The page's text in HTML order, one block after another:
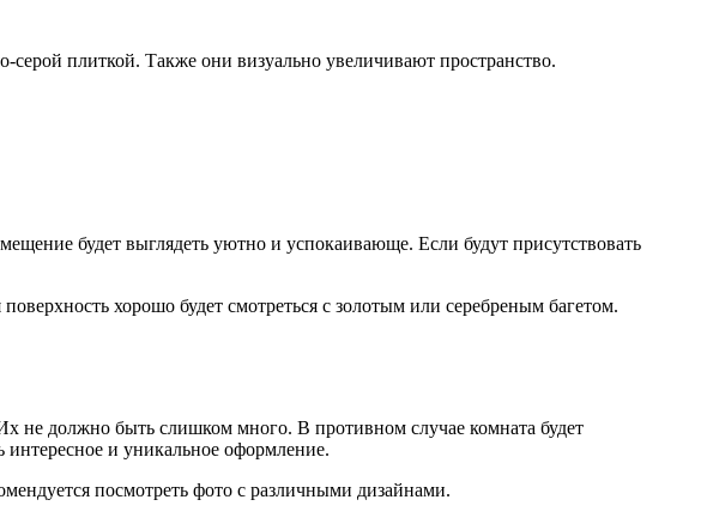
плиткой. Также они визуально увеличивают пространство.
будет выглядеть уютно и успокаивающе. Если будут присутствовать
хорошо будет смотреться с золотым или серебреным багетом.
не должно быть слишком много. В противном случае комната будет
и уникальное оформление.
посмотреть фото с различными дизайнами.